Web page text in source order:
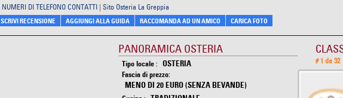
NUMERI DI TELEFONO CONTATTI | Sito Osteria La Greppia
SCRIVI RECENSIONE AGGIUNGI ALLA GUIDA RACCOMANDA AD UN AMICO CARICA FOTO
PANORAMICA OSTERIA
Tipo locale : OSTERIA
Fascia di prezzo:
MENO DI 20 EURO (SENZA BEVANDE)
# 1 da 32